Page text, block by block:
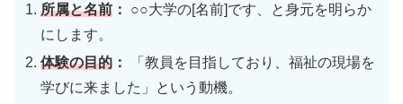
所属と名前 ：
○○大学の[名前]です、と身元を明らか
にします。
体験の目的 ：
「教員を目指しており、福祉の現場を
学びに来ました」という動機。